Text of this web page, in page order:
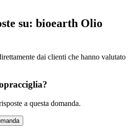
su: bioearth Olio
dai clienti che hanno valutato
a questa domanda.